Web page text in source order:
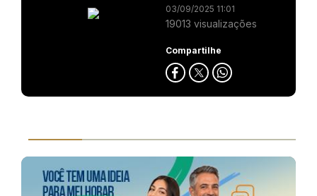
03/09/2025 11:01
19013 visualizações
Compartilhe